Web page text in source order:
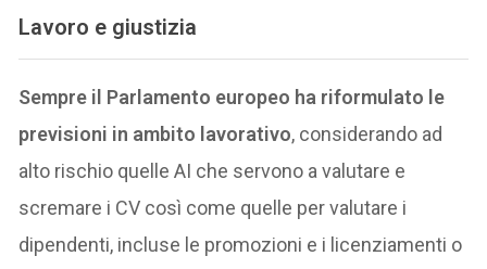
Lavoro e giustizia
Sempre il Parlamento europeo ha riformulato le
previsioni in ambito lavorativo, considerando ad
alto rischio quelle AI che servono a valutare e
scremare i CV così come quelle per valutare i
dipendenti, incluse le promozioni e i licenziamenti o